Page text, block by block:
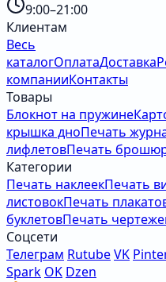
9:00–21:00
Клиентам
Весь
каталогОплатаДоставка
компанииКонтакты
Товары
Блокнот на пружине
крышка дноПечать
лифлетовПечать
Категории
Печать наклеекПечать
листовокПечать
буклетовПечать
Соцсети
Телеграм RutubeVK
Spark OK Dzen